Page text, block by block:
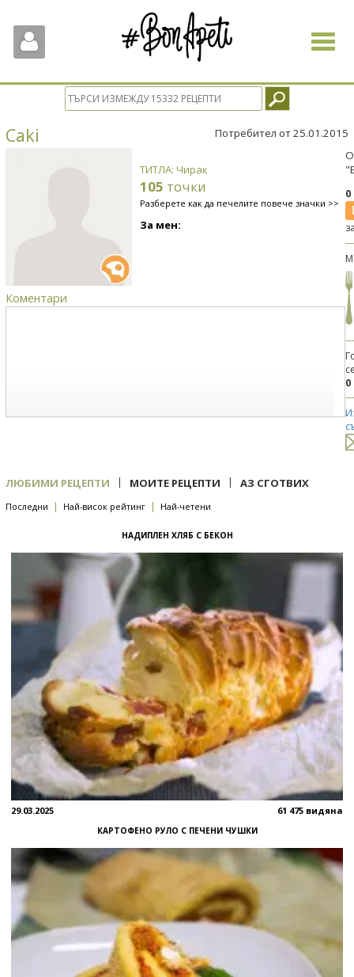
Toggle
Caki Потребител от 25.01.2015
ТИТЛА: Чирак
105 точки
Разберете как да печелите повече значки >>
За мен:
Коментари
0
ЛЮБИМИ РЕЦЕПТИ | МОИТЕ РЕЦЕПТИ | АЗ СГОТВИХ
Последни | Най-висок рейтинг | Най-четени
НАДИПЛЕН ХЛЯБ С БЕКОН
29.03.2025 61 475 видяна
КАРТОФЕНО РУЛО С ПЕЧЕНИ ЧУШКИ